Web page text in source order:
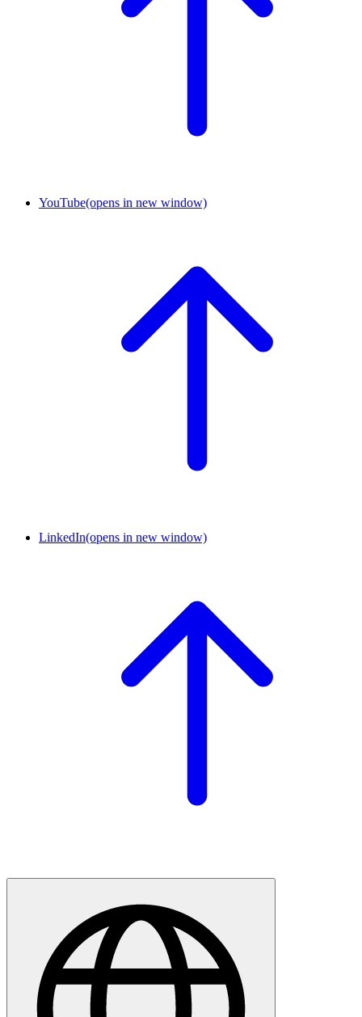
YouTube(opens in new window)
LinkedIn(opens in new window)